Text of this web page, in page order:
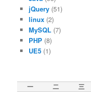
jQuery(51)
linux(2)
MySQL(7)
PHP(8)
UE5(1)
一 二 三